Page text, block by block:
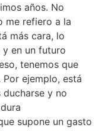
años. No
me refiero a la
más cara, lo
en un futuro
tenemos que
ejemplo, está
y no
supone un gasto